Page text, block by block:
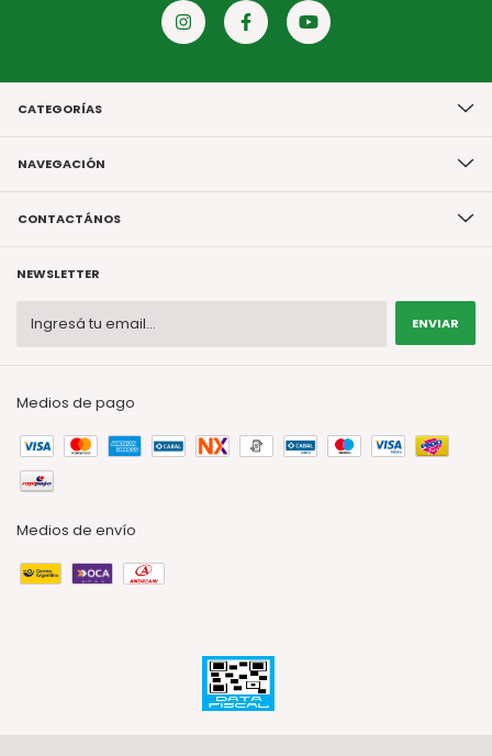
CATEGORÍAS
NAVEGACIÓN
CONTACTÁNOS
NEWSLETTER
Medios de pago
Medios de envío